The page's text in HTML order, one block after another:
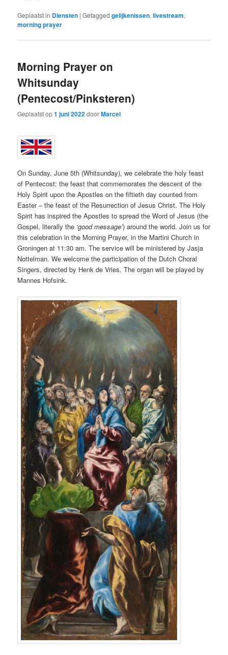
Geplaatst in Diensten |Getagged gelijkenissen,livestream,
morning prayer
Morning Prayer on
Whitsunday
(Pentecost/Pinksteren)
Geplaatst op1 juni 2022doorMarcel
On Sunday, June 5th (Whitsunday), we celebrate the holy feast
of Pentecost: the feast that commemorates the descent of the
Holy Spirit upon the Apostles on the fiftieth day counted from
Easter – the feast of the Resurrection of Jesus Christ. The Holy
Spirit has inspired the Apostles to spread the Word of Jesus (the
Gospel, literally the ‘good message’) around the world. Join us for
this celebration in the Morning Prayer, in the Martini Church in
Groningen at 11:30 am. The service will be ministered by Jasja
Nottelman. We welcome the participation of the Dutch Choral
Singers, directed by Henk de Vries. The organ will be played by
Mannes Hofsink.